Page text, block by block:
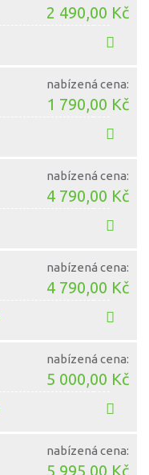
2 490,00 Kč
nabízená cena:
1 790,00 Kč
nabízená cena:
4 790,00 Kč
nabízená cena:
4 790,00 Kč
nabízená cena:
5 000,00 Kč
nabízená cena:
5 995,00 Kč